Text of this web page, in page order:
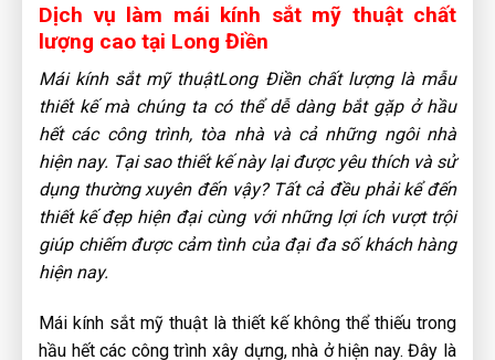
Dịch vụ làm mái kính sắt mỹ thuật chất
lượng cao tại Long Điền
Mái kính sắt mỹ thuậtLong Điền chất lượng là mẫu
thiết kế mà chúng ta có thể dễ dàng bắt gặp ở hầu
hết các công trình, tòa nhà và cả những ngôi nhà
hiện nay. Tại sao thiết kế này lại được yêu thích và sử
dụng thường xuyên đến vậy? Tất cả đều phải kể đến
thiết kế đẹp hiện đại cùng với những lợi ích vượt trội
giúp chiếm được cảm tình của đại đa số khách hàng
hiện nay.
Mái kính sắt mỹ thuật là thiết kế không thể thiếu trong
hầu hết các công trình xây dựng, nhà ở hiện nay. Đây là